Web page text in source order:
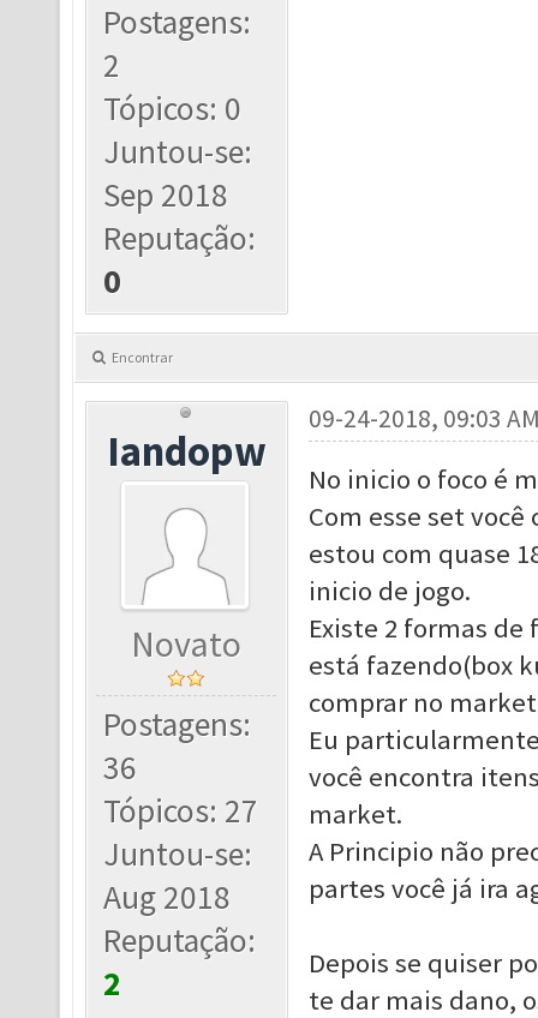
Postagens:
2
Tópicos: 0
Juntou-se:
Sep 2018
Reputação:
0
Encontrar
Iandopw
Novato
Postagens:
36
Tópicos: 27
Juntou-se:
Aug 2018
Reputação:
2
09-24-2018, 09:03
No inicio o foco é
Com esse set
estou com quase
inicio de jogo.
Existe 2 formas de
está fazendo(box
comprar no
Eu
você encontra
market.
A Principio não
partes você já ira
Depois se quiser
te dar mais dano,